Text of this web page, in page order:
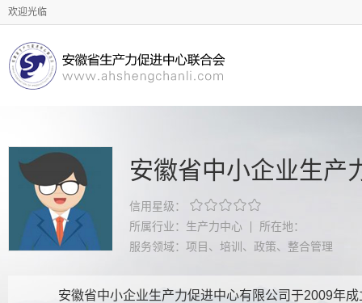
欢迎光临
安徽省中小企业生产
信用星级： 
所属行业：生产力中心
所在地：
服务领域：项目、培训、政策、整合管理
安徽省中小企业生产力促进中心有限公司于2009年